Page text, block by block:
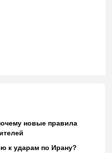
новые правила
к ударам по Ирану?